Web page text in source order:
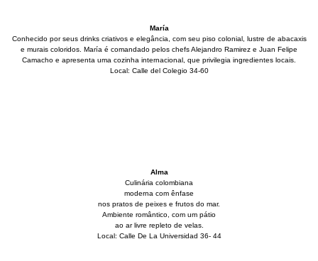
María
Conhecido por seus drinks criativos e elegância, com seu piso colonial, lustre de abacaxis
e murais coloridos. María é comandado pelos chefs Alejandro Ramirez e Juan Felipe
Camacho e apresenta uma cozinha internacional, que privilegia ingredientes locais.
Local: Calle del Colegio 34-60
Alma
Culinária colombiana
moderna com ênfase
nos pratos de peixes e frutos do mar.
Ambiente romântico, com um pátio
ao ar livre repleto de velas.
Local: Calle De La Universidad 36- 44